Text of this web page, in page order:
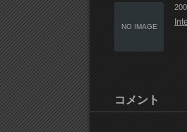
NO IMAGE
コメント